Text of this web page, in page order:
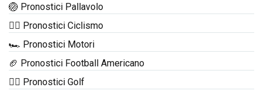
🏐 Pronostici Pallavolo
🚴‍♂️ Pronostici Ciclismo
🏎️ Pronostici Motori
🏈 Pronostici Football Americano
🏌️‍♂️ Pronostici Golf